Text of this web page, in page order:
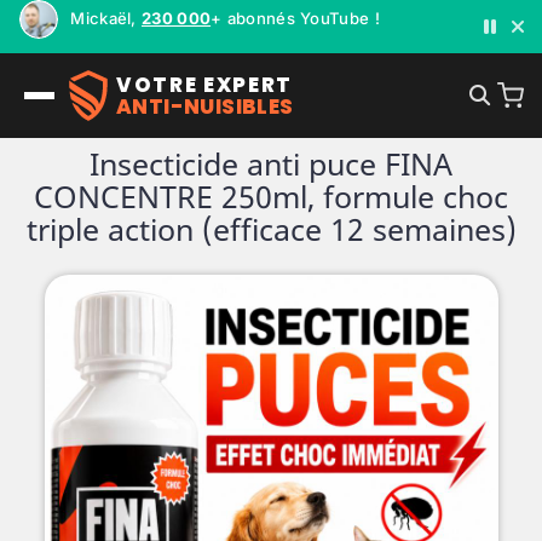
Mickaël, 230 000+ abonnés YouTube !
VOTRE EXPERT
ANTI-NUISIBLES
Insecticide anti puce FINA
CONCENTRE 250ml, formule choc
triple action (efficace 12 semaines)